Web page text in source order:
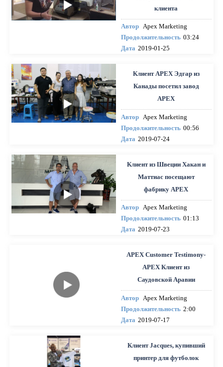
клиента
Автор Apex Marketing
Продолжительность 03:24
Дата 2019-01-25
Клиент APEX Эдгар из
Канады посетил завод
APEX
Автор Apex Marketing
Продолжительность 00:56
Дата 2019-07-24
Клиент из Швеции Хакан и
Маттиас посещают
фабрику APEX
Автор Apex Marketing
Продолжительность 01:13
Дата 2019-07-23
APEX Customer Testimony-
APEX Клиент из
Саудовской Аравии
Автор Apex Marketing
Продолжительность 2:00
Дата 2019-07-17
Клиент Jacques, купивший
принтер для футболок